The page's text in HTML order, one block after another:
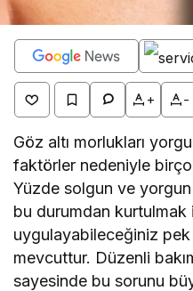
+ -
Göz altı morlukları
faktörler nedeniyle
Yüzde solgun ve
bu durumdan kurtulmak
uygulayabileceğiniz
mevcuttur. Düzenli
sayesinde bu sorunu